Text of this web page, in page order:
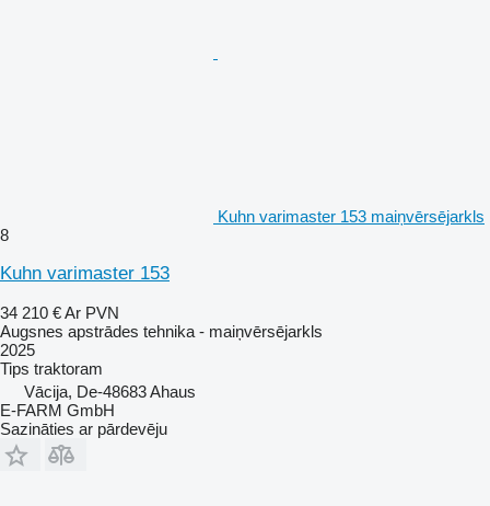
Kuhn varimaster 153 maiņvērsējarkls
8
Kuhn varimaster 153
34 210 €Ar PVN
Augsnes apstrādes tehnika - maiņvērsējarkls
2025
Tips traktoram
Vācija, De-48683 Ahaus
E-FARM GmbH
Sazināties ar pārdevēju